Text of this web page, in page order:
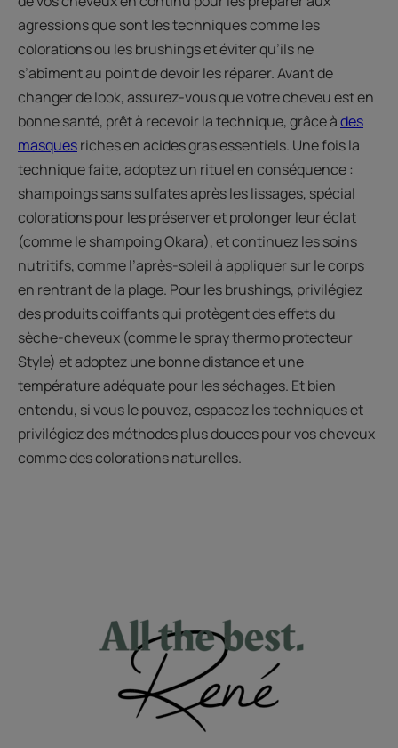
agressions que sont les techniques comme les
colorations ou les brushings et éviter qu’ils ne
s’abîment au point de devoir les réparer. Avant de
changer de look, assurez-vous que votre cheveu est en
bonne santé, prêt à recevoir la technique, grâce àdes
masquesriches en acides gras essentiels. Une fois la
technique faite, adoptez un rituel en conséquence :
shampoings sans sulfates après les lissages, spécial
colorations pour les préserver et prolonger leur éclat
(comme le shampoing Okara), et continuez les soins
nutritifs, comme l’après-soleil à appliquer sur le corps
en rentrant de la plage. Pour les brushings, privilégiez
des produits coiffants qui protègent des effets du
sèche-cheveux (comme le spray thermo protecteur
Style) et adoptez une bonne distance et une
température adéquate pour les séchages. Et bien
entendu, si vous le pouvez, espacez les techniques et
privilégiez des méthodes plus douces pour vos cheveux
comme des colorations naturelles.